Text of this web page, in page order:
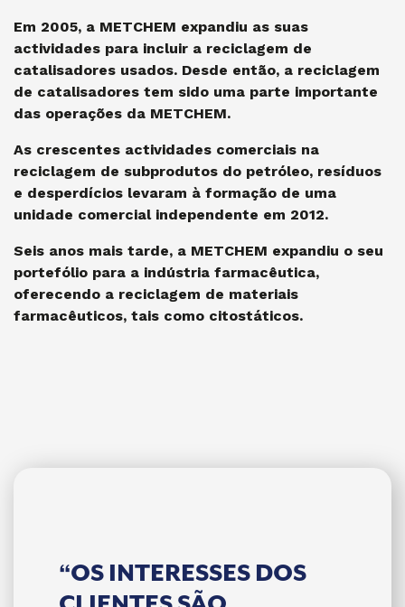
Em 2005, a METCHEM expandiu as suas
actividades para incluir a reciclagem de
catalisadores usados. Desde então, a reciclagem
de catalisadores tem sido uma parte importante
das operações da METCHEM.
As crescentes actividades comerciais na
reciclagem de subprodutos do petróleo, resíduos
e desperdícios levaram à formação de uma
unidade comercial independente em 2012.
Seis anos mais tarde, a METCHEM expandiu o seu
portefólio para a indústria farmacêutica,
oferecendo a reciclagem de materiais
farmacêuticos, tais como citostáticos.
“OS INTERESSES DOS